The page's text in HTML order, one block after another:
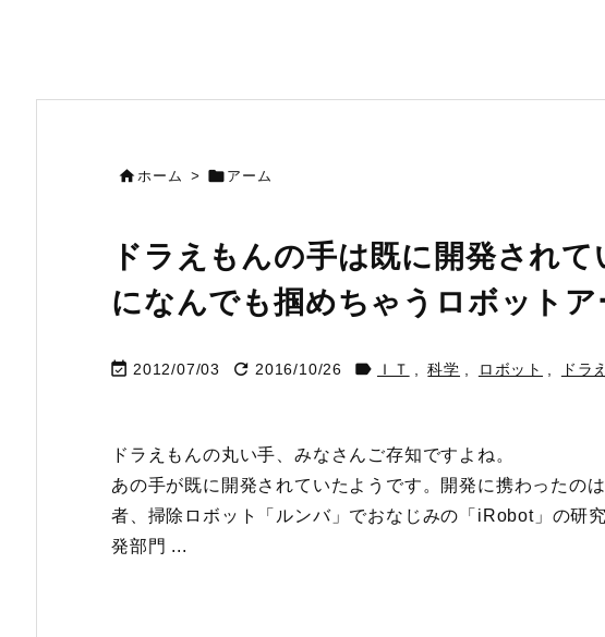
ホーム >  アーム
ドラえもんの手は既に開発され
になんでも掴めちゃうロボットア
 2012/07/03  2016/10/26  ＩＴ 科学 ロボット ドラ
ドラえもんの丸い手、みなさんご存知ですよね。
あの手が既に開発されていたようです。開発に携わったの
者、掃除ロボット「ルンバ」でおなじみの「iRobot」の研
発部門 ...